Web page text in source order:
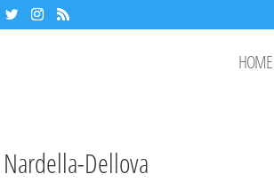
HOME
Dellova